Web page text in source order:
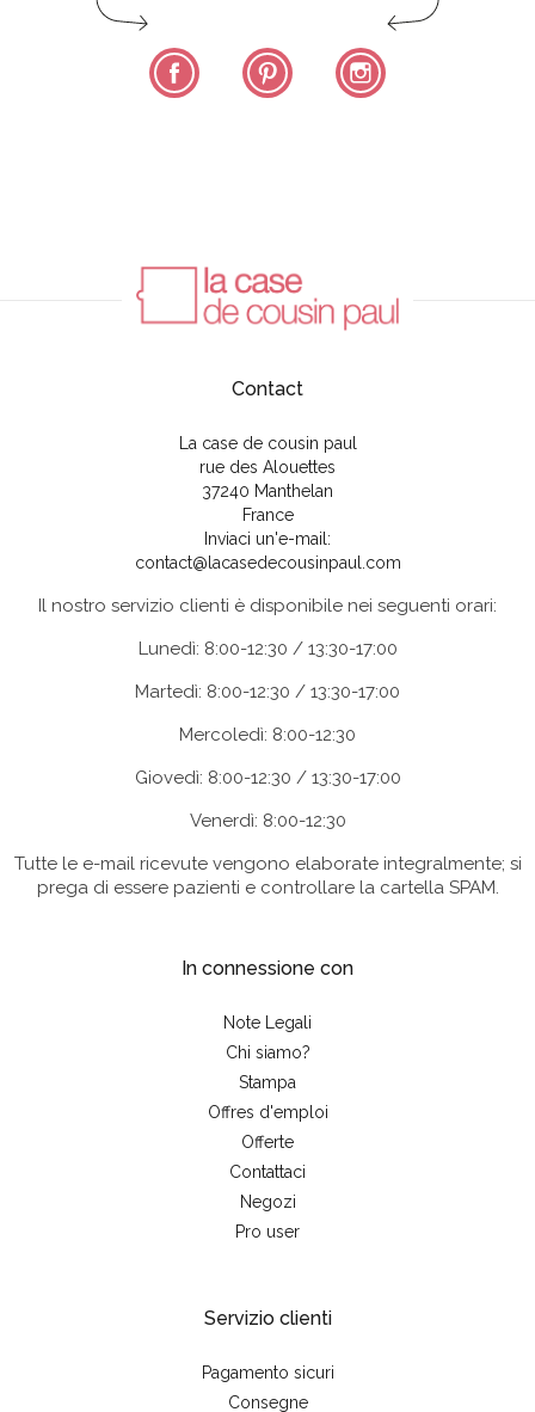
Facebook Pinterest
Contact
La case de cousin paul
rue des Alouettes
37240 Manthelan
France
Inviaci un'e-mail:
contact@lacasedecousinpaul.com
Il nostro servizio clienti è disponibile nei seguenti orari:
Lunedì: 8:00-12:30 / 13:30-17:00
Martedì: 8:00-12:30 / 13:30-17:00
Mercoledì: 8:00-12:30
Giovedì: 8:00-12:30 / 13:30-17:00
Venerdì: 8:00-12:30
Tutte le e-mail ricevute vengono elaborate integralmente; si
prega di essere pazienti e controllare la cartella SPAM.
In connessione con
Note Legali
Chi siamo?
Stampa
Offres d'emploi
Offerte
Contattaci
Negozi
Pro user
Servizio clienti
Pagamento sicuri
Consegne